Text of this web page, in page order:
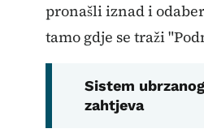
pronašli iznad i
tamo gdje se traži
Sistem
zahtjeva